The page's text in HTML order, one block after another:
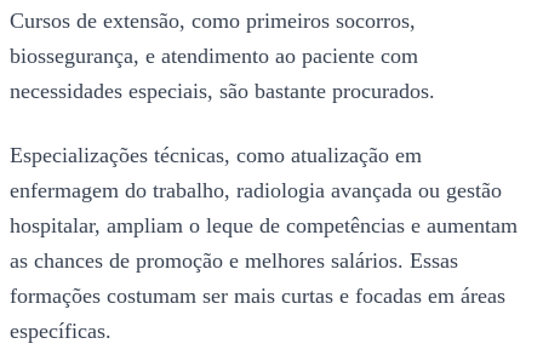
Cursos de extensão, como primeiros socorros,
biossegurança, e atendimento ao paciente com
necessidades especiais, são bastante procurados.
Especializações técnicas, como atualização em
enfermagem do trabalho, radiologia avançada ou gestão
hospitalar, ampliam o leque de competências e aumentam
as chances de promoção e melhores salários. Essas
formações costumam ser mais curtas e focadas em áreas
específicas.